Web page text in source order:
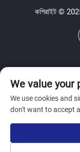
কপিরাইট © 2025
আমাদের
We value your
We use cookies and
don't want to accept